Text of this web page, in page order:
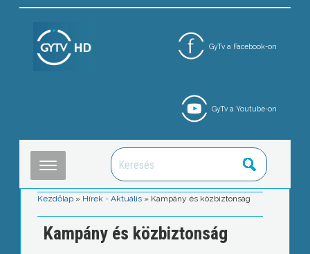
GyTv a Facebook-on
GyTv a Youtube-on
Kezdőlap » Hírek - Aktuális » Kampány és közbiztonság
Kampány és közbiztonság